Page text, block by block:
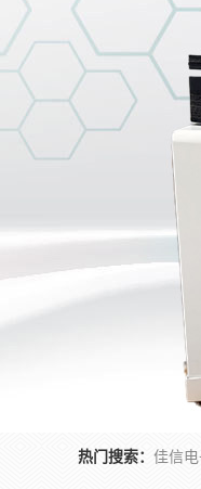
热门搜索：